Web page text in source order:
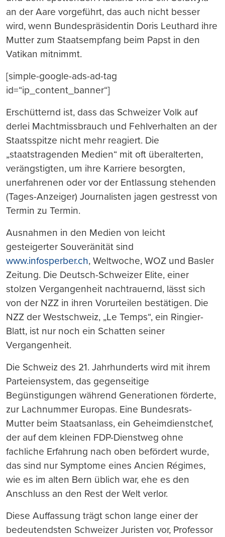
an der Aare vorgeführt, das auch nicht besser
wird, wenn Bundespräsidentin Doris Leuthard ihre
Mutter zum Staatsempfang beim Papst in den
Vatikan mitnimmt.
[simple-google-ads-ad-tag
id=“ip_content_banner“]
Erschütternd ist, dass das Schweizer Volk auf
derlei Machtmissbrauch und Fehlverhalten an der
Staatsspitze nicht mehr reagiert. Die
„staatstragenden Medien“ mit oft überalterten,
verängstigten, um ihre Karriere besorgten,
unerfahrenen oder vor der Entlassung stehenden
(Tages-Anzeiger) Journalisten jagen gestresst von
Termin zu Termin.
Ausnahmen in den Medien von leicht
gesteigerter Souveränität sind
www.infosperber.ch, Weltwoche, WOZ und Basler
Zeitung. Die Deutsch-Schweizer Elite, einer
stolzen Vergangenheit nachtrauernd, lässt sich
von der NZZ in ihren Vorurteilen bestätigen. Die
NZZ der Westschweiz, „Le Temps“, ein Ringier-
Blatt, ist nur noch ein Schatten seiner
Vergangenheit.
Die Schweiz des 21. Jahrhunderts wird mit ihrem
Parteiensystem, das gegenseitige
Begünstigungen während Generationen förderte,
zur Lachnummer Europas. Eine Bundesrats-
Mutter beim Staatsanlass, ein Geheimdienstchef,
der auf dem kleinen FDP-Dienstweg ohne
fachliche Erfahrung nach oben befördert wurde,
das sind nur Symptome eines Ancien Régimes,
wie es im alten Bern üblich war, ehe es den
Anschluss an den Rest der Welt verlor.
Diese Auffassung trägt schon lange einer der
bedeutendsten Schweizer Juristen vor, Professor